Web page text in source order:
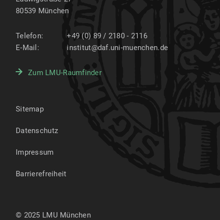
80539 München
Telefon:
+49 (0) 89 / 2180 - 2116
E-Mail:
institut@daf.uni-muenchen.de
Zum LMU-Raumfinder
Sitemap
Datenschutz
Impressum
Barrierefreiheit
© 2025 LMU München